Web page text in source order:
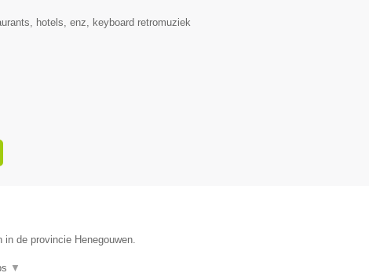
hotels, enz, keyboard retromuziek
de provincie Henegouwen.
▼